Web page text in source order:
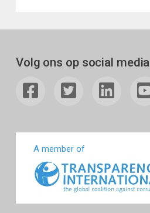
Volg ons op social media
A member of